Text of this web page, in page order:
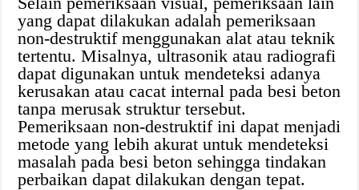
yang dapat dilakukan adalah pemeriksaan
non-destruktif menggunakan alat atau teknik
tertentu. Misalnya, ultrasonik atau radiografi
dapat digunakan untuk mendeteksi adanya
kerusakan atau cacat internal pada besi beton
tanpa merusak struktur tersebut.
Pemeriksaan non-destruktif ini dapat menjadi
metode yang lebih akurat untuk mendeteksi
masalah pada besi beton sehingga tindakan
perbaikan dapat dilakukan dengan tepat.